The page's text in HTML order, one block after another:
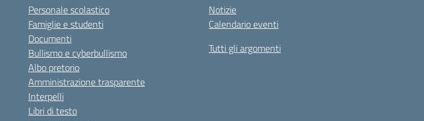
Personale scolastico
Famiglie e studenti
Documenti
Bullismo e cyberbullismo
Albo pretorio
Amministrazione trasparente
Interpelli
Libri di testo
Notizie
Calendario eventi
Tutti gli argomenti